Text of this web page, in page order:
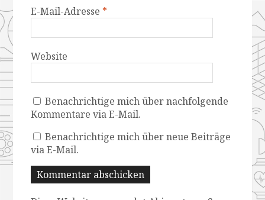
E-Mail-Adresse *
Website
Benachrichtige mich über nachfolgende
Kommentare via E-Mail.
Benachrichtige mich über neue Beiträge
via E-Mail.